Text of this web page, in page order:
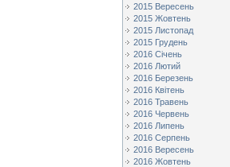
2015 Вересень
2015 Жовтень
2015 Листопад
2015 Грудень
2016 Січень
2016 Лютий
2016 Березень
2016 Квітень
2016 Травень
2016 Червень
2016 Липень
2016 Серпень
2016 Вересень
2016 Жовтень